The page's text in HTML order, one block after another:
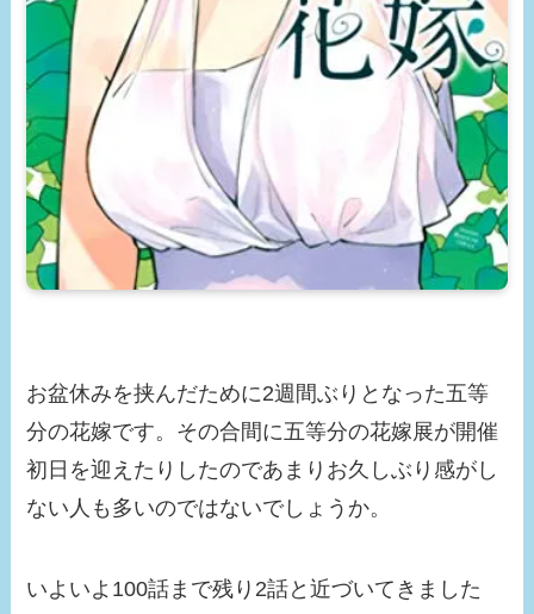
お盆休みを挟んだために2週間ぶりとなった五等
分の花嫁です。その合間に五等分の花嫁展が開催
初日を迎えたりしたのであまりお久しぶり感がし
ない人も多いのではないでしょうか。
いよいよ100話まで残り2話と近づいてきました